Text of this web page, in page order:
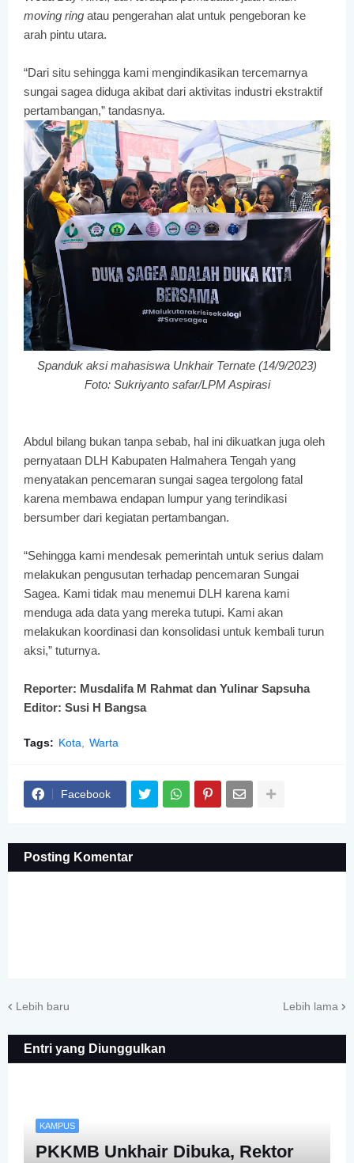
moving ring atau pengerahan alat untuk pengeboran ke
arah pintu utara.
“Dari situ sehingga kami mengindikasikan tercemarnya
sungai sagea diduga akibat dari aktivitas industri ekstraktif
pertambangan,” tandasnya.
Spanduk aksi mahasiswa Unkhair Ternate (14/9/2023)
Foto: Sukriyanto safar/LPM Aspirasi
Abdul bilang bukan tanpa sebab, hal ini dikuatkan juga oleh
pernyataan DLH Kabupaten Halmahera Tengah yang
menyatakan pencemaran sungai sagea tergolong fatal
karena membawa endapan lumpur yang terindikasi
bersumber dari kegiatan pertambangan.
“Sehingga kami mendesak pemerintah untuk serius dalam
melakukan pengusutan terhadap pencemaran Sungai
Sagea. Kami tidak mau menemui DLH karena kami
menduga ada data yang mereka tutupi. Kami akan
melakukan koordinasi dan konsolidasi untuk kembali turun
aksi,” tuturnya.
Reporter: Musdalifa M Rahmat dan Yulinar Sapsuha
Editor: Susi H Bangsa
Tags: Kota Warta
Facebook
Posting Komentar
Lebih baru Lebih lama
Entri yang Diunggulkan
KAMPUS
PKKMB Unkhair Dibuka, Rektor